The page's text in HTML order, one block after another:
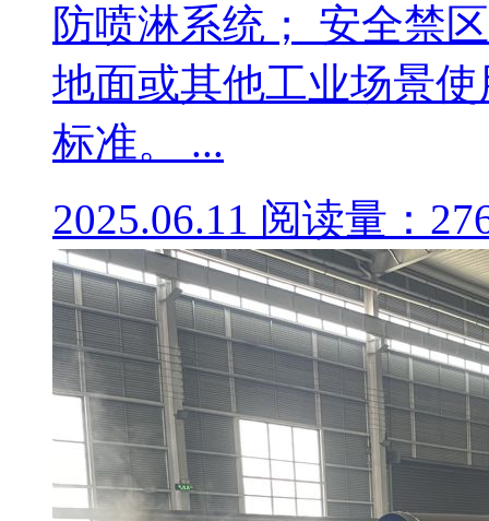
防喷淋系统； 安全禁
地面或其他工业场景
标准。 ...
2025.06.11 阅读量：